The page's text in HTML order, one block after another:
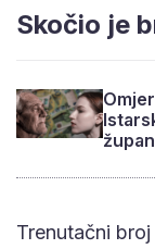
Skočio je
Trenutačni broj